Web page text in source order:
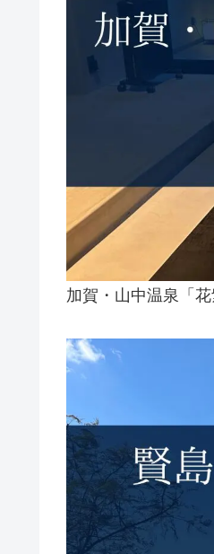
加賀・山中温泉「